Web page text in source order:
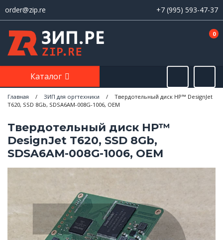
order@zip.re +7 (995) 593-47-37
0
Каталог
Главная / ЗИП для оргтехники /
Твердотельный диск HP™ DesignJet
T620, SSD 8Gb, SDSA6AM-008G-1006, OEM
Твердотельный диск HP™
DesignJet T620, SSD 8Gb,
SDSA6AM-008G-1006, OEM